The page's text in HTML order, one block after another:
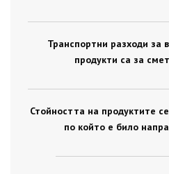
Транспортни разходи за
продукти са за
Стойността на продуктите
по който е било